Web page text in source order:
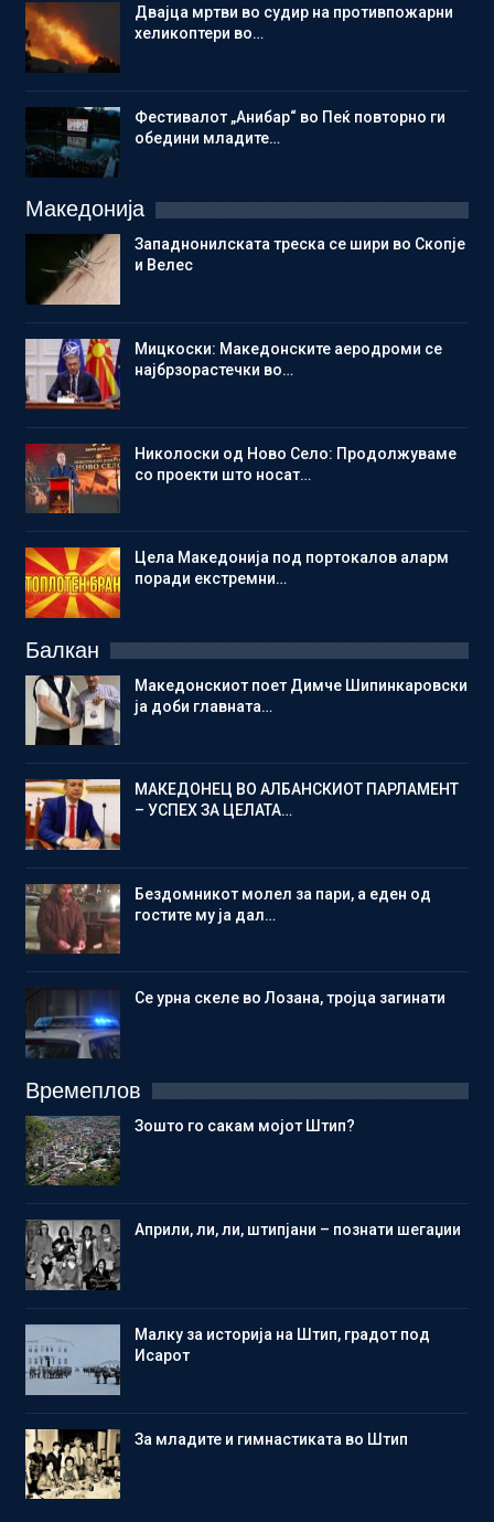
Двајца мртви во судир на противпожарни
хеликоптери во…
Фестивалот „Анибар“ во Пеќ повторно ги
обедини младите…
Македонија
Западнонилската треска се шири во Скопје
и Велес
Мицкоски: Македонските аеродроми се
најбрзорастечки во…
Николоски од Ново Село: Продолжуваме
со проекти што носат…
Цела Македонија под портокалов аларм
поради екстремни…
Балкан
Македонскиот поет Димче Шипинкаровски
ја доби главната…
МАКЕДОНЕЦ ВО АЛБАНСКИОТ ПАРЛАМЕНТ
– УСПЕХ ЗА ЦЕЛАТА…
Бездомникот молел за пари, а еден од
гостите му ја дал…
Се урна скеле во Лозана, тројца загинати
Времеплов
Зошто го сакам мојот Штип?
Aприли, ли, ли, штипјани – познати шегаџии
Малку за историја на Штип, градот под
Исарот
Зa младите и гимнастиката во Штип